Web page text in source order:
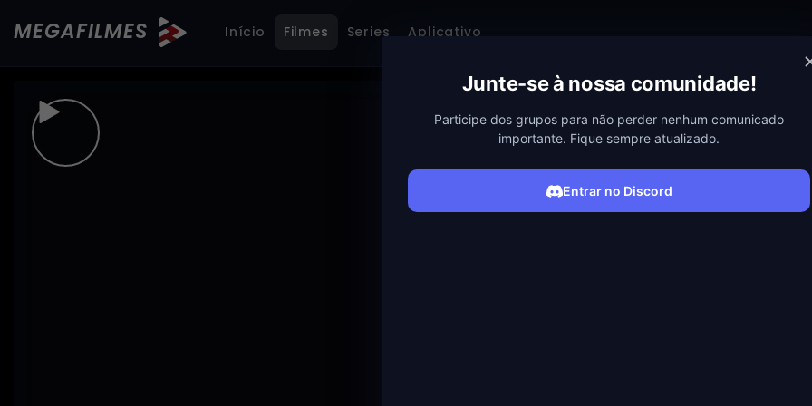
MEGAFILMES Início Filmes Series Aplicativo
Junte-se à nossa comunidade!
Participe dos grupos para não perder nenhum comunicado
importante. Fique sempre atualizado.
Entrar no Discord